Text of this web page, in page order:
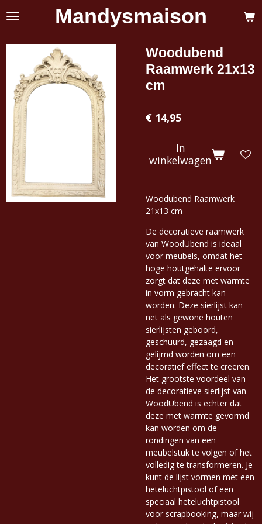
Ga
direct
hoofdinhoud
Mandysmaison
Woodubend
Raamwerk 21x13
cm
€ 14,95
In
winkelwagen
Woodubend Raamwerk
21x13 cm
De decoratieve raamwerk
van WoodUbend is ideaal
voor meubels, omdat het
hoge houtgehalte ervoor
zorgt dat deze met warmte
in vorm gebracht kan
worden. Deze sierlijst kan
net als gewone houten
sierlijsten geboord,
geschuurd, gezaagd en
gelijmd worden om een ​​
decoratief effect te creëren.
Het grootste voordeel van
de decoratieve sierlijst van
WoodUbend is echter dat
deze met warmte gevormd
kan worden om de
rondingen van een
meubelstuk te volgen of het
volledig te transformeren. Je
kunt de lijst vormen met een
heteluchtpistool of een
speciaal heteluchtpistool
voor scrapbooking, maar wij